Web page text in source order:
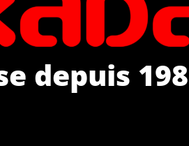
depuis